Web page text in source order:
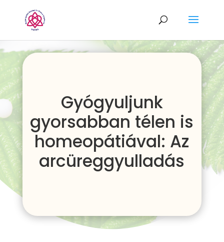
Gyógyuljunk
gyorsabban télen is
homeopátiával: Az
arcüreggyulladás